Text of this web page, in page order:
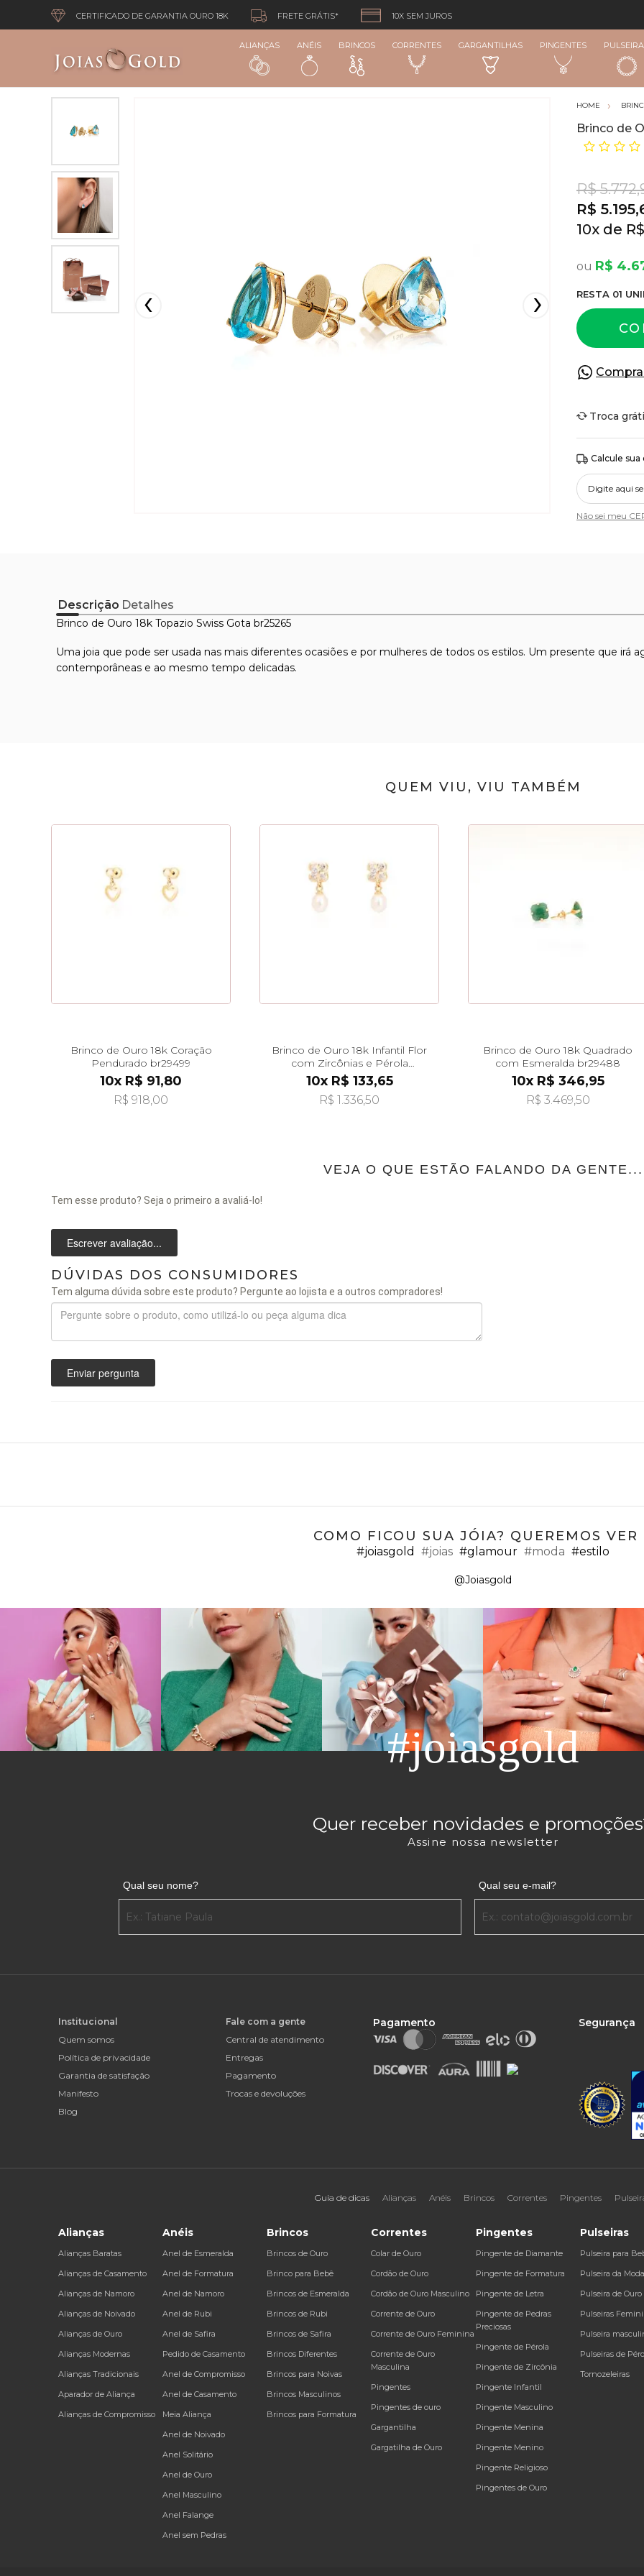
CERTIFICADO DE GARANTIA OURO 18K FRETE GRÁTIS* 10X SEM JUROS
ALIANÇAS ANÉIS BRINCOS CORRENTES GARGANTILHAS PINGENTES
Brinco de
R$
R$
10x
R$
RESTA 01
Troca
Calcule
Não sei meu
Descrição Detalhes
Brinco de Ouro 18k Topazio Swiss Gota br25265
Uma joia que pode ser usada nas mais diferentes ocasiões e por mulheres de todos os estilos. Um presente que irá
contemporâneas e ao mesmo tempo delicadas.
QUEM VIU, VIU TAMBÉM
Brinco de Ouro 18k Coração
Pendurado br29499
10x R$ 91,80
R$ 918,00
Brinco de Ouro 18k Infantil Flor
com Zircônias e Pérola
Pendurada br29519
10x R$ 133,65
R$ 1.336,50
Brinco de Ouro 18k Quadrado
com Esmeralda br29488
10x R$ 346,95
R$ 3.469,50
VEJA O QUE ESTÃO FALANDO DA GENTE...
Tem esse produto? Seja o primeiro a avaliá-lo!
Escrever avaliação...
DÚVIDAS DOS CONSUMIDORES
Tem alguma dúvida sobre este produto? Pergunte ao lojista e a outros compradores!
Enviar pergunta
COMO FICOU SUA JÓIA? QUEREMOS VER
#joiasgold #joias #glamour #moda #estilo
@Joiasgold
#joiasgold
Quer receber novidades e
Assine nossa newsletter
Qual seu nome? Qual seu e-mail?
Institucional
Quem somos
Política de privacidade
Garantia de satisfação
Manifesto
Blog
Fale com a gente
Central de atendimento
Entregas
Pagamento
Trocas e devoluções
Pagamento Segurança
Guia de dicas Alianças Anéis Brincos Correntes Pingentes
Alianças
Alianças Baratas
Alianças de Casamento
Alianças de Namoro
Alianças de Noivado
Alianças de Ouro
Alianças Modernas
Alianças Tradicionais
Aparador de Aliança
Alianças de Compromisso
Anéis
Anel de Esmeralda
Anel de Formatura
Anel de Namoro
Anel de Rubi
Anel de Safira
Pedido de Casamento
Anel de Compromisso
Anel de Casamento
Meia Aliança
Anel de Noivado
Anel Solitário
Anel de Ouro
Anel Masculino
Anel Falange
Anel sem Pedras
Brincos
Brincos de Ouro
Brinco para Bebê
Brincos de Esmeralda
Brincos de Rubi
Brincos de Safira
Brincos Diferentes
Brincos para Noivas
Brincos Masculinos
Brincos para Formatura
Correntes
Colar de Ouro
Cordão de Ouro
Cordão de Ouro Masculino
Corrente de Ouro
Corrente de Ouro Feminina
Corrente de Ouro
Masculina
Pingentes
Pingentes de ouro
Gargantilha
Gargatilha de Ouro
Pingentes
Pingente de Diamante
Pingente de Formatura
Pingente de Letra
Pingente de Pedras
Preciosas
Pingente de Pérola
Pingente de Zircônia
Pingente Infantil
Pingente Masculino
Pingente Menina
Pingente Menino
Pingente Religioso
Pingentes de Ouro
Pulseiras
Pulseira para
Pulseira da Moda
Pulseira de Ouro
Pulseiras
Pulseira
Pulseiras de
Tornozeleiras